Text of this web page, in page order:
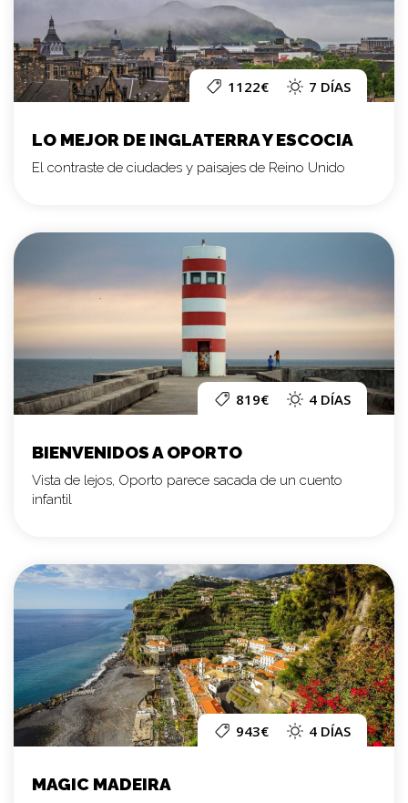
1122€ 7 DÍAS
LO MEJOR DE INGLATERRA Y ESCOCIA
El contraste de ciudades y paisajes de Reino Unido
819€ 4 DÍAS
BIENVENIDOS A OPORTO
Vista de lejos, Oporto parece sacada de un cuento
infantil
943€ 4 DÍAS
MAGIC MADEIRA